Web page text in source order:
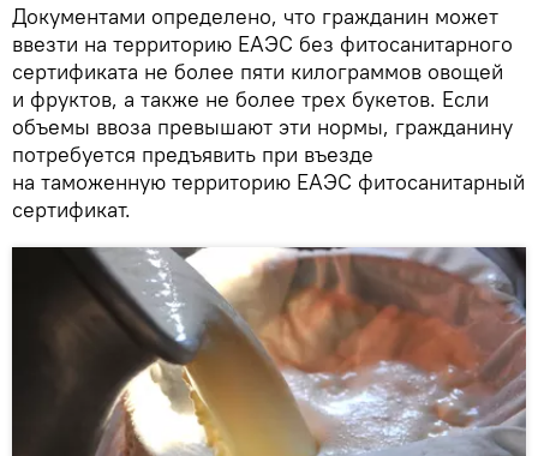
Документами определено, что гражданин может
ввезти на территорию ЕАЭС без фитосанитарного
сертификата не более пяти килограммов овощей
и фруктов, а также не более трех букетов. Если
объемы ввоза превышают эти нормы, гражданину
потребуется предъявить при въезде
на таможенную территорию ЕАЭС фитосанитарный
сертификат.